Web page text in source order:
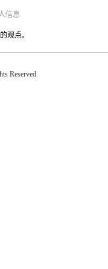
信息
观点。
Reserved.